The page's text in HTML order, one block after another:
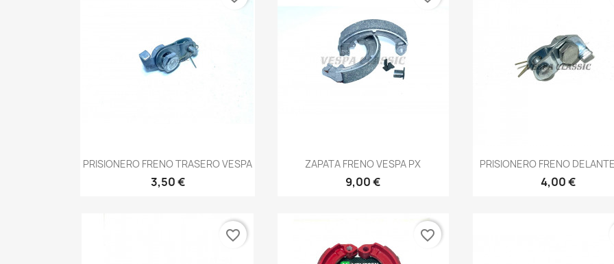
Vista rápida
PRISIONERO FRENO TRASERO VESPA
3,50 €
Vista rápida
ZAPATA FRENO VESPA PX
9,00 €
Vista rápida
PRISIONERO FRENO
4,00 €
favorite_border favorite_border